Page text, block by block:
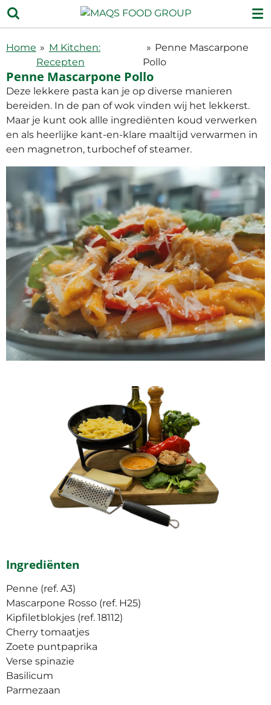
Ga
direct
naar
hoofdinhoud
Home » M Kitchen:
Recepten
» Penne Mascarpone
Pollo
Penne Mascarpone Pollo
Deze lekkere pasta kan je op diverse manieren
bereiden. In de pan of wok vinden wij het lekkerst.
Maar je kunt ook allle ingrediënten koud verwerken
en als heerlijke kant-en-klare maaltijd verwarmen in
een magnetron, turbochef of steamer.
Ingrediënten
Penne (ref. A3)
Mascarpone Rosso (ref. H25)
Kipfiletblokjes (ref. 18112)
Cherry tomaatjes
Zoete puntpaprika
Verse spinazie
Basilicum
Parmezaan